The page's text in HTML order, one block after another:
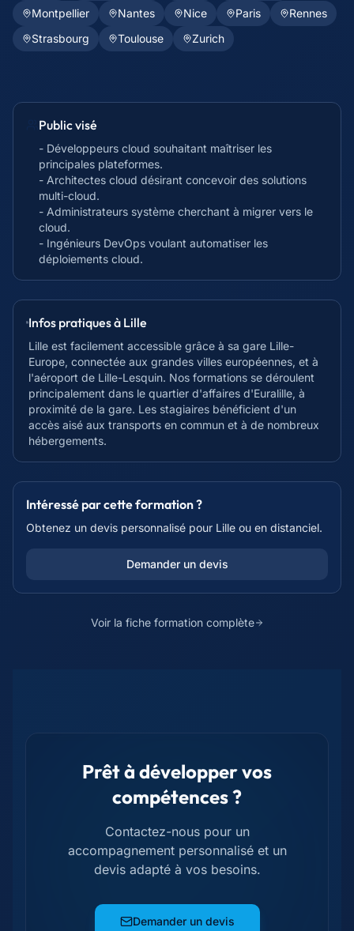
Montpellier
Nantes Nice Paris
Rennes
Strasbourg
Toulouse Zurich
Public visé
- Développeurs cloud souhaitant maîtriser les
principales plateformes.
- Architectes cloud désirant concevoir des solutions
multi-cloud.
- Administrateurs système cherchant à migrer vers le
cloud.
- Ingénieurs DevOps voulant automatiser les
déploiements cloud.
Infos pratiques à Lille
Lille est facilement accessible grâce à sa gare Lille-
Europe, connectée aux grandes villes européennes, et à
l'aéroport de Lille-Lesquin. Nos formations se déroulent
principalement dans le quartier d'affaires d'Euralille, à
proximité de la gare. Les stagiaires bénéficient d'un
accès aisé aux transports en commun et à de nombreux
hébergements.
Intéressé par cette formation ?
Obtenez un devis personnalisé pour Lille ou en distanciel.
Demander un devis
Voir la fiche formation complète
Prêt à développer vos
compétences ?
Contactez-nous pour un
accompagnement personnalisé et un
devis adapté à vos besoins.
Demander un devis